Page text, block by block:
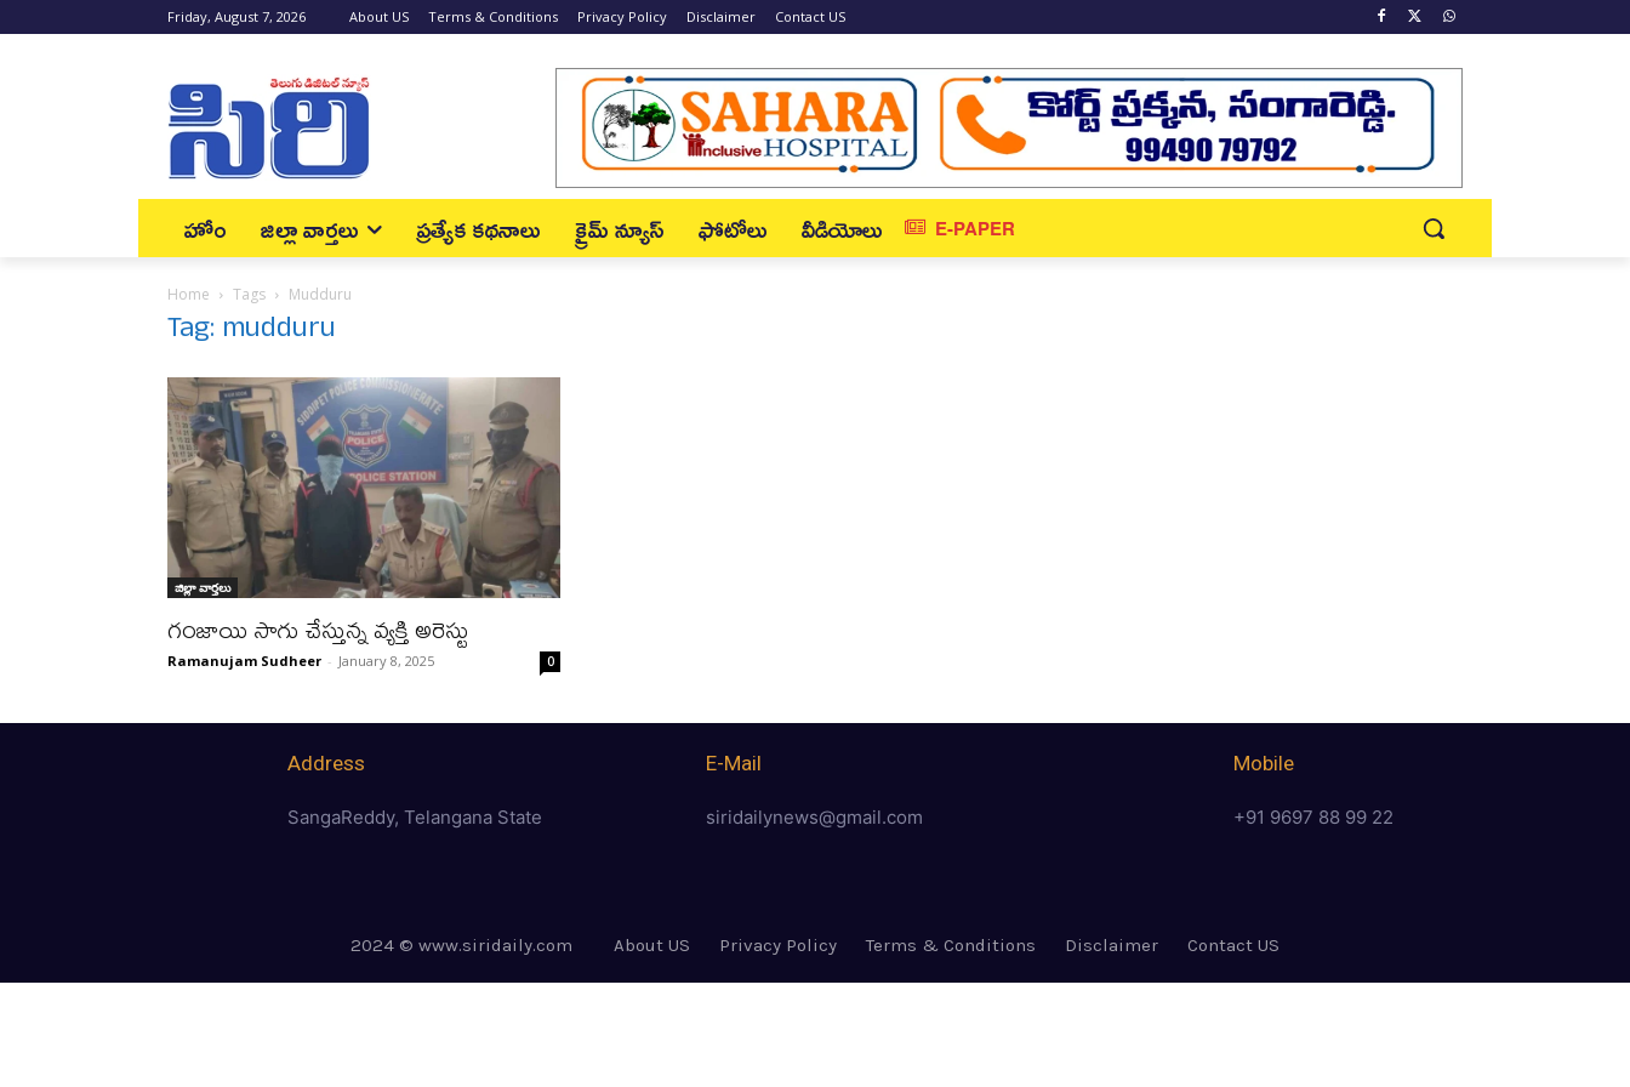
Friday, August 7, 2026 About US Terms & Conditions Privacy Policy Disclaimer Contact US
హోం జిల్లా వార్త‌లు ప్రత్యేక కథనాలు క్రైమ్ న్యూస్‌ ఫోటోలు వీడియోలు E-PAPER
Home Tags Mudduru
Tag: mudduru
జిల్లా వార్త‌లు
గంజాయి సాగు చేస్తున్న వ్యక్తి అరెస్టు
Ramanujam Sudheer - January 8, 2025 0
Address
SangaReddy, Telangana State
E-Mail
siridailynews@gmail.com
Mobile
+91 9697 88 99 22
2024 © www.siridaily.com About US Privacy Policy Terms & Conditions Disclaimer Contact US